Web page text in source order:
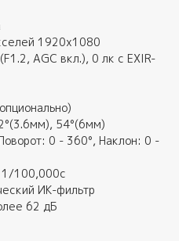
1920х1080
AGC вкл.), 0 лк с EXIR-
54°(6мм)
0 - 360°, Наклон: 0 -
1/100,000с
ИК-фильтр
62 дБ